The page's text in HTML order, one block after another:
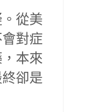
從美
對症
本來
卻是